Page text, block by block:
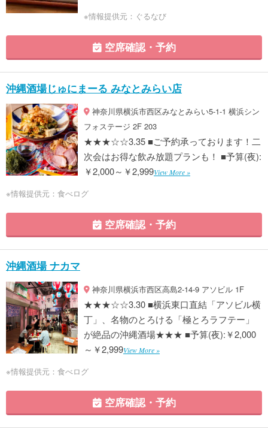
※情報提供元：ぐるなび
空席確認・予約
沖縄酒場じゅにまーる みなとみらい店
神奈川県横浜市西区みなとみらい5-1-1 横浜シン
フォステージ 2F 203
★★★☆☆3.35 ■ご予約承っております！二
次会はお得な飲み放題プランも！ ■予算(夜):
￥2,000～￥2,999View More »
※情報提供元：食べログ
空席確認・予約
沖縄酒場 ナカマ
神奈川県横浜市西区高島2-14-9 アソビル 1F
★★★☆☆3.30 ■横浜東口直結「アソビル横
丁」、名物のとろける「極とろラフテー」
が絶品の沖縄酒場★★★ ■予算(夜):￥2,000
～￥2,999View More »
※情報提供元：食べログ
空席確認・予約